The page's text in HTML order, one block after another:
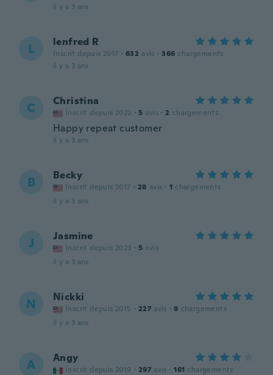
il y a 3 ans
L lenfred R
Inscrit depuis 2017 · 632 avis · 366 chargements
il y a 3 ans
C Christina
Inscrit depuis 2022 · 5 avis · 2 chargements
Happy repeat customer
il y a 3 ans
B Becky
Inscrit depuis 2017 · 28 avis · 1 chargements
il y a 3 ans
J Jasmine
Inscrit depuis 2023 · 5 avis
il y a 3 ans
N Nickki
Inscrit depuis 2015 · 227 avis · 9 chargements
il y a 3 ans
A Angy
Inscrit depuis 2019 · 297 avis · 161 chargements